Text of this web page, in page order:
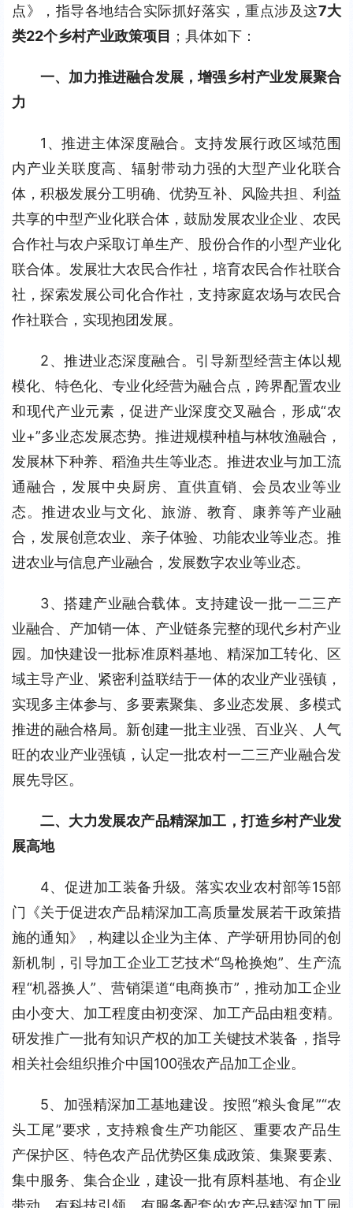
点》，指导各地结合实际抓好落实，重点涉及这7大
类22个乡村产业政策项目
；具体如下：
一、加力推进融合发展，增强乡村产业发展聚合
力
1、推进主体深度融合。支持发展行政区域范围
内产业关联度高、辐射带动力强的大型产业化联合
体，积极发展分工明确、优势互补、风险共担、利益
共享的中型产业化联合体，鼓励发展农业企业、农民
合作社与农户采取订单生产、股份合作的小型产业化
联合体。发展壮大农民合作社，培育农民合作社联合
社，探索发展公司化合作社，支持家庭农场与农民合
作社联合，实现抱团发展。
2、推进业态深度融合。引导新型经营主体以规
模化、特色化、专业化经营为融合点，跨界配置农业
和现代产业元素，促进产业深度交叉融合，形成“农
业+”多业态发展态势。推进规模种植与林牧渔融合，
发展林下种养、稻渔共生等业态。推进农业与加工流
通融合，发展中央厨房、直供直销、会员农业等业
态。推进农业与文化、旅游、教育、康养等产业融
合，发展创意农业、亲子体验、功能农业等业态。推
进农业与信息产业融合，发展数字农业等业态。
3、搭建产业融合载体。支持建设一批一二三产
业融合、产加销一体、产业链条完整的现代乡村产业
园。加快建设一批标准原料基地、精深加工转化、区
域主导产业、紧密利益联结于一体的农业产业强镇，
实现多主体参与、多要素聚集、多业态发展、多模式
推进的融合格局。新创建一批主业强、百业兴、人气
旺的农业产业强镇，认定一批农村一二三产业融合发
展先导区。
二、大力发展农产品精深加工，打造乡村产业发
展高地
4、促进加工装备升级。落实农业农村部等15部
门《关于促进农产品精深加工高质量发展若干政策措
施的通知》，构建以企业为主体、产学研用协同的创
新机制，引导加工企业工艺技术“鸟枪换炮”、生产流
程“机器换人”、营销渠道“电商换市”，推动加工企业
由小变大、加工程度由初变深、加工产品由粗变精。
研发推广一批有知识产权的加工关键技术装备，指导
相关社会组织推介中国100强农产品加工企业。
5、加强精深加工基地建设。按照“粮头食尾”“农
头工尾”要求，支持粮食生产功能区、重要农产品生
产保护区、特色农产品优势区集成政策、集聚要素、
集中服务、集合企业，建设一批有原料基地、有企业